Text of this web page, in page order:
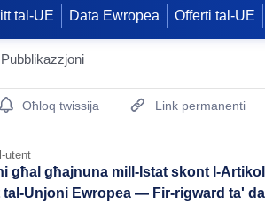
tal-UE Data Ewropea Offerti tal-UE
Portlet
Oħloq twissija Link permanenti
utent
għal għajnuna mill-Istat skont l-
tal-Unjoni Ewropea — Fir-rigward ta'